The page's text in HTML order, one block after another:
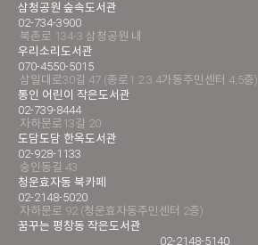
삼청공원 숲속도서관
02-734-3900
북촌로 134-3 삼청공원 내
우리소리도서관
070-4550-5015
삼일대로30길 47 (종로1.2.3.4가동주민센터 4,5층)
통인 어린이 작은도서관
02-739-8444
자하문로13길 20
도담도담 한옥도서관
02-928-1133
숭인동길 43
청운효자동 북카페
02-2148-5020
자하문로 92 (청운효자동주민센터 2층)
꿈꾸는 평창동 작은도서관
02-2148-5140